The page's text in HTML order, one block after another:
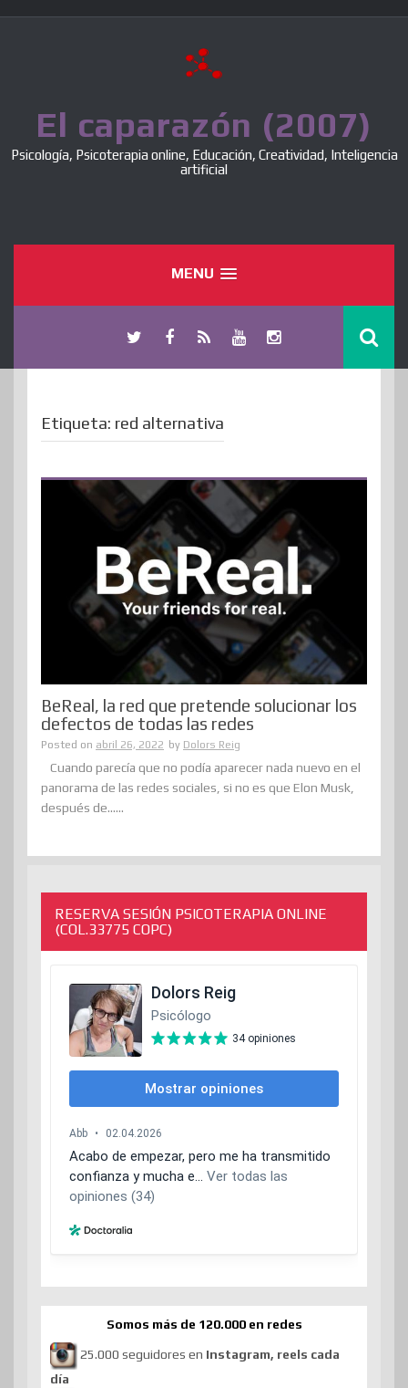
El caparazón (2007)
Psicología, Psicoterapia online, Educación, Creatividad, Inteligencia
artificial
MENU
Etiqueta: red alternativa
BeReal, la red que pretende solucionar los
defectos de todas las redes
Posted on abril 26, 2022 by Dolors Reig
Cuando parecía que no podía aparecer nada nuevo en el
panorama de las redes sociales, si no es que Elon Musk,
después de......
RESERVA SESIÓN PSICOTERAPIA ONLINE
(COL.33775 COPC)
Somos más de 120.000 en redes
25.000 seguidores en Instagram, reels cada
día